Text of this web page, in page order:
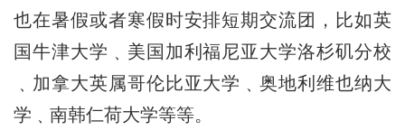
也在暑假或者寒假时安排短期交流团，比如英
国牛津大学﹑美国加利福尼亚大学洛杉矶分校
﹑加拿大英属哥伦比亚大学﹑奥地利维也纳大
学﹑南韩仁荷大学等等。